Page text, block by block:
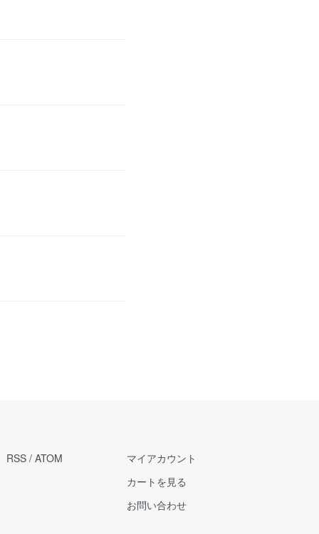
RSS / ATOM
マイアカウント
カートを見る
お問い合わせ